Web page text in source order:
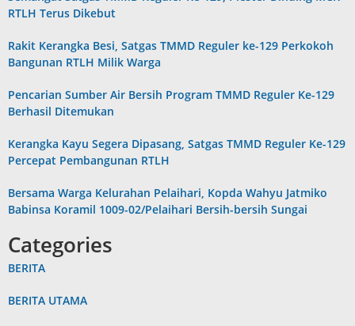
RTLH Terus Dikebut
Rakit Kerangka Besi, Satgas TMMD Reguler ke-129 Perkokoh
Bangunan RTLH Milik Warga
Pencarian Sumber Air Bersih Program TMMD Reguler Ke-129
Berhasil Ditemukan
Kerangka Kayu Segera Dipasang, Satgas TMMD Reguler Ke-129
Percepat Pembangunan RTLH
Bersama Warga Kelurahan Pelaihari, Kopda Wahyu Jatmiko
Babinsa Koramil 1009-02/Pelaihari Bersih-bersih Sungai
Categories
BERITA
BERITA UTAMA